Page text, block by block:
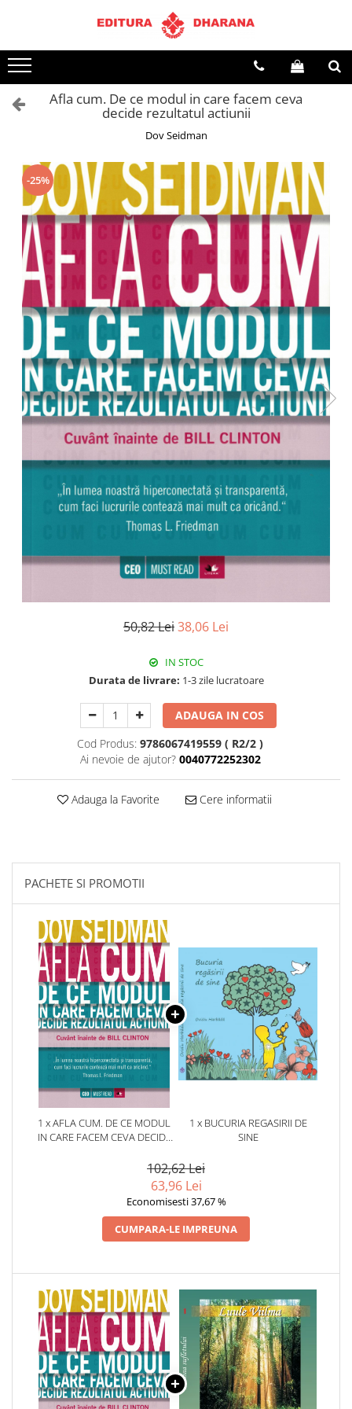
Terapii
Dietoterapie
Afla cum. De ce modul in care facem ceva
decide rezultatul actiunii
Dov Seidman
-25%
50,82 Lei38,06 Lei
IN STOC
Durata de livrare: 1-3 zile lucratoare
ADAUGA IN COS
Cod Produs: 9786067419559 ( R2/2 )
Ai nevoie de ajutor? 0040772252302
Adauga la Favorite Cere informatii
PACHETE SI PROMOTII
1 x AFLA CUM. DE CE MODUL
IN CARE FACEM CEVA DECIDE
1 x BUCURIA REGASIRII DE
SINE
102,62 Lei
63,96 Lei
Economisesti 37,67 %
CUMPARA-LE IMPREUNA